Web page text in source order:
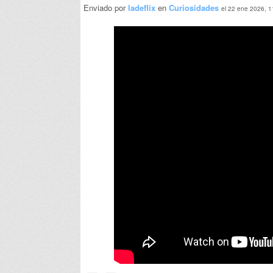
Enviado por ladeflix en Curiosidades el 22 ene 2026,